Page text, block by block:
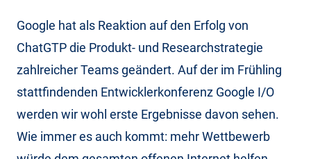
Google hat als Reaktion auf den Erfolg von
ChatGTP die Produkt- und Researchstrategie
zahlreicher Teams geändert. Auf der im Frühling
stattfindenden Entwicklerkonferenz Google I/O
werden wir wohl erste Ergebnisse davon sehen.
Wie immer es auch kommt: mehr Wettbewerb